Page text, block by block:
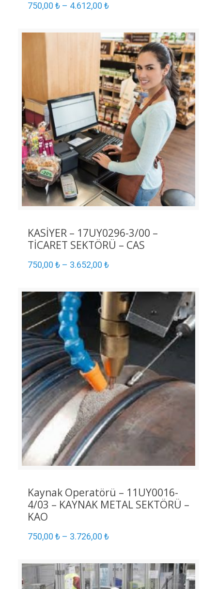
750,00 ₺– 4.612,00 ₺
KASİYER – 17UY0296-3/00 –
TİCARET SEKTÖRÜ – CAS
750,00 ₺– 3.652,00 ₺
Kaynak Operatörü – 11UY0016-
4/03 – KAYNAK METAL SEKTÖRÜ –
KAO
750,00 ₺– 3.726,00 ₺